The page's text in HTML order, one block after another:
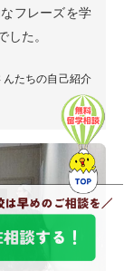
フレーズを学
た。
たちの自己紹介